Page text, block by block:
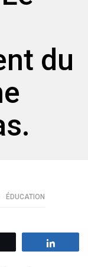
du
ÉDUCATION